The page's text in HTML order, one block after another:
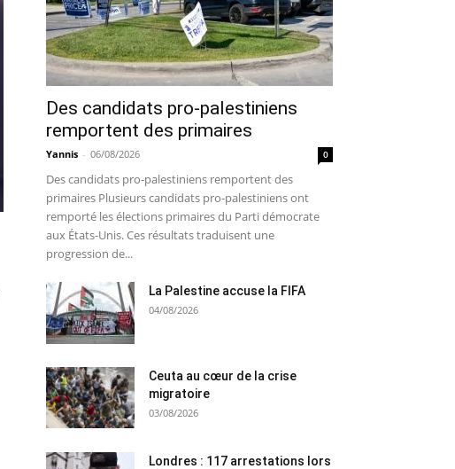
Des candidats pro-palestiniens
remportent des primaires
Yannis - 06/08/2026 0
Des candidats pro-palestiniens remportent des
primaires Plusieurs candidats pro-palestiniens ont
remporté les élections primaires du Parti démocrate
aux États-Unis. Ces résultats traduisent une
progression de...
La Palestine accuse la FIFA
04/08/2026
Ceuta au cœur de la crise
migratoire
03/08/2026
Londres : 117 arrestations lors